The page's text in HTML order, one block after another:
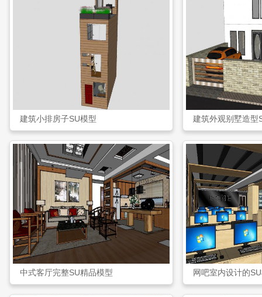
建筑小排房子SU模型 建筑外观别墅造型
中式客厅完整SU精品模型 网吧室内设计的